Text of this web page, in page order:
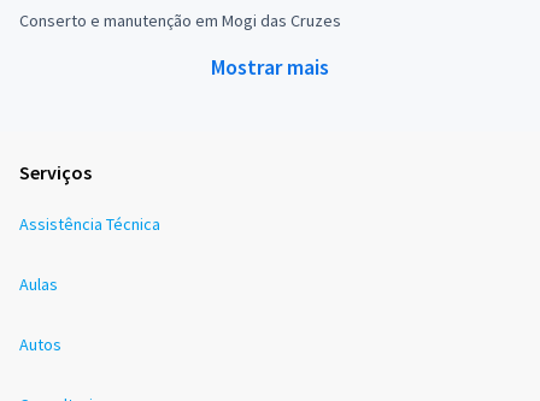
Conserto e manutenção em Mogi das Cruzes
Mostrar mais
Serviços
Assistência Técnica
Aulas
Autos